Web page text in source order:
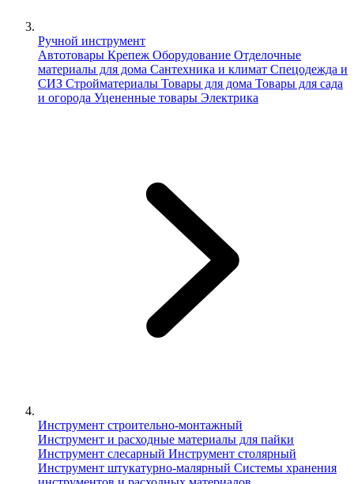
Ручной инструмент
Автотовары Крепеж Оборудование Отделочные
материалы для дома Сантехника и климат Спецодежда и
СИЗ Стройматериалы Товары для дома Товары для сада
и огорода Уцененные товары Электрика
Инструмент строительно-монтажный
Инструмент и расходные материалы для пайки
Инструмент слесарный Инструмент столярный
Инструмент штукатурно-малярный Сиcтемы хранения